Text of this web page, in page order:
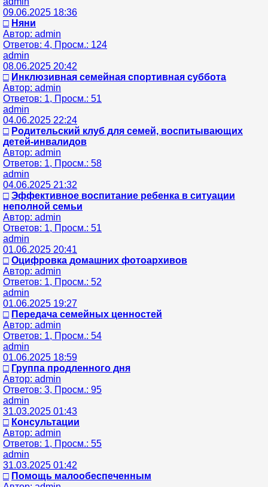
09.06.2025 18:36
□ Няни
Автор: admin
Ответов: 4, Просм.: 124
admin
08.06.2025 20:42
□ Инклюзивная семейная спортивная суббота
Автор: admin
Ответов: 1, Просм.: 51
admin
04.06.2025 22:24
□ Родительский клуб для семей, воспитывающих
детей-инвалидов
Автор: admin
Ответов: 1, Просм.: 58
admin
04.06.2025 21:32
□ Эффективное воспитание ребенка в ситуации
неполной семьи
Автор: admin
Ответов: 1, Просм.: 51
admin
01.06.2025 20:41
□ Оцифровка домашних фотоархивов
Автор: admin
Ответов: 1, Просм.: 52
admin
01.06.2025 19:27
□ Передача семейных ценностей
Автор: admin
Ответов: 1, Просм.: 54
admin
01.06.2025 18:59
□ Группа продленного дня
Автор: admin
Ответов: 3, Просм.: 95
admin
31.03.2025 01:43
□ Консультации
Автор: admin
Ответов: 1, Просм.: 55
admin
31.03.2025 01:42
□ Помощь малообеспеченным